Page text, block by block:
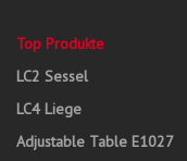
Top Produkte
LC2 Sessel
LC4 Liege
Adjustable Table E1027